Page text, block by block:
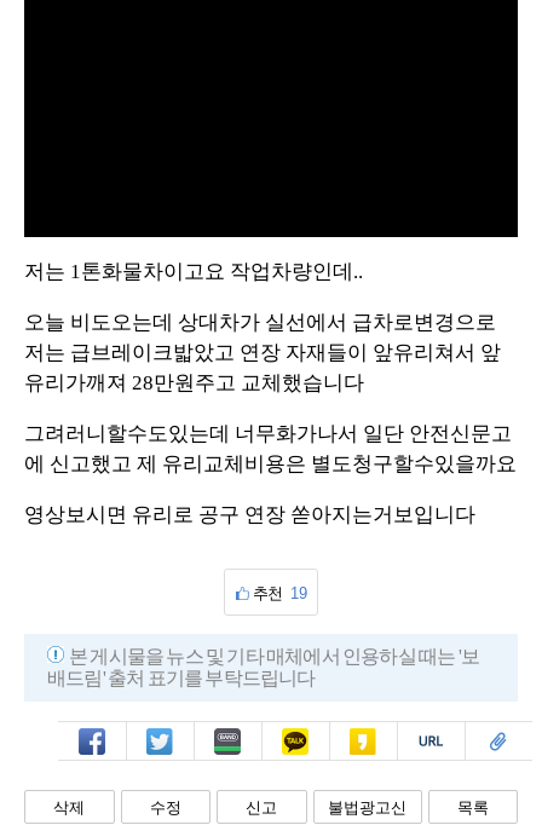
i
e
저는 1톤화물차이고요 작업차량인데..
오늘 비도오는데 상대차가 실선에서 급차로변경으로
저는 급브레이크밟았고 연장 자재들이 앞유리쳐서 앞
유리가깨져 28만원주고 교체했습니다
그려러니할수도있는데 너무화가나서 일단 안전신문고
에 신고했고 제 유리교체비용은 별도청구할수있을까요
영상보시면 유리로 공구 연장 쏟아지는거보입니다
추천 19
본 게시물을 뉴스 및 기타 매체에서 인용하실 때는 '보
배드림' 출처 표기를 부탁드립니다
페북 트윗 밴드 카톡 카스 복사 스크랩
삭제 수정 신고
불법광고신
목록